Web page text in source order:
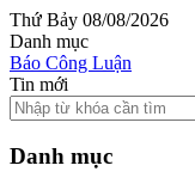
Thứ Bảy 08/08/2026
Danh mục
Báo Công Luận
Tin mới
Danh mục